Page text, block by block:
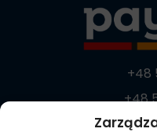
+48
+48
+48